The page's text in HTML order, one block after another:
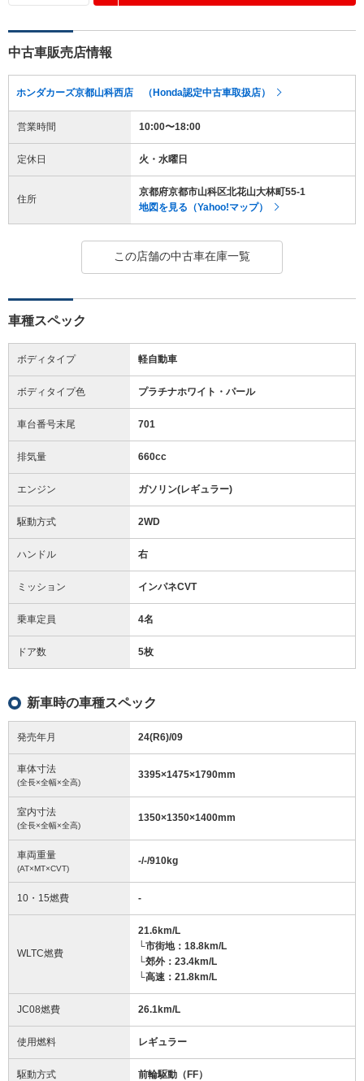
中古車販売店情報
ホンダカーズ京都山科西店 （Honda認定中古車取扱店）
営業時間 10:00〜18:00
定休日 火・水曜日
住所
京都府京都市山科区北花山大林町55-1
地図を見る（Yahoo!マップ）
この店舗の中古車在庫一覧
車種スペック
ボディタイプ 軽自動車
ボディタイプ色 プラチナホワイト・パール
車台番号末尾 701
排気量 660cc
エンジン ガソリン(レギュラー)
駆動方式 2WD
ハンドル 右
ミッション インパネCVT
乗車定員 4名
ドア数 5枚
新車時の車種スペック
発売年月 24(R6)/09
車体寸法
(全長×全幅×全高)
3395×1475×1790mm
室内寸法
(全長×全幅×全高)
1350×1350×1400mm
車両重量
(AT×MT×CVT)
-/-/910kg
10・15燃費 -
WLTC燃費
21.6km/L
└市街地：18.8km/L
└郊外：23.4km/L
└高速：21.8km/L
JC08燃費 26.1km/L
使用燃料 レギュラー
駆動方式 前輪駆動（FF）